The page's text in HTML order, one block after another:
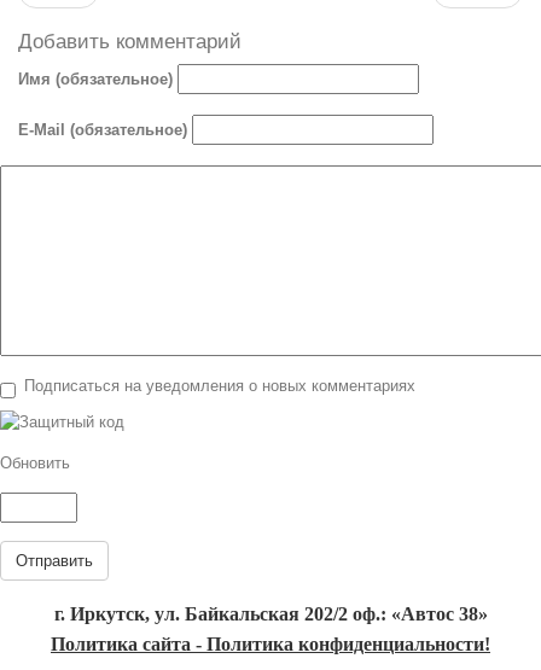
Добавить комментарий
Имя (обязательное)
E-Mail (обязательное)
Подписаться на уведомления о новых комментариях
Обновить
Отправить
г. Иркутск, ул. Байкальская 202/2 оф.: «Автос 38»
Политика сайта - Политика конфиденциальности!